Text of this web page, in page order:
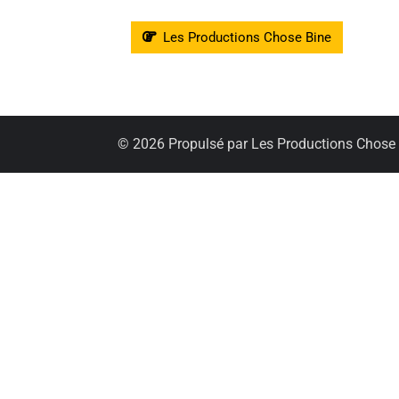
Les Productions Chose Bine
© 2026 Propulsé par Les Productions Chose